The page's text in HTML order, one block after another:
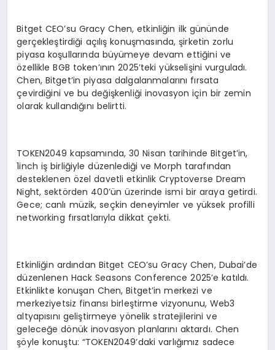
Bitget CEO’su Gracy Chen, etkinliğin ilk gününde
gerçekleştirdiği açılış konuşmasında, şirketin zorlu
piyasa koşullarında büyümeye devam ettiğini ve
özellikle BGB token’ının 2025’teki yükselişini vurguladı.
Chen, Bitget’in piyasa dalgalanmalarını fırsata
çevirdiğini ve bu değişkenliği inovasyon için bir zemin
olarak kullandığını belirtti.
TOKEN2049 kapsamında, 30 Nisan tarihinde Bitget’in,
1inch iş birliğiyle düzenlediği ve Morph tarafından
desteklenen özel davetli etkinlik Cryptoverse Dream
Night, sektörden 400’ün üzerinde ismi bir araya getirdi.
Gece; canlı müzik, seçkin deneyimler ve yüksek profilli
networking fırsatlarıyla dikkat çekti.
Etkinliğin ardından Bitget CEO’su Gracy Chen, Dubai’de
düzenlenen Hack Seasons Conference 2025’e katıldı.
Etkinlikte konuşan Chen, Bitget’in merkezi ve
merkeziyetsiz finansı birleştirme vizyonunu, Web3
altyapısını geliştirmeye yönelik stratejilerini ve
geleceğe dönük inovasyon planlarını aktardı. Chen
şöyle konuştu: “TOKEN2049’daki varlığımız sadece